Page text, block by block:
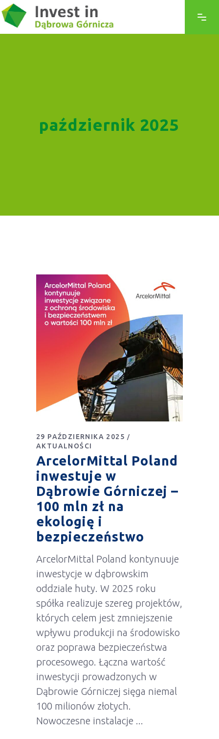
październik 2025
29 PAŹDZIERNIKA 2025
AKTUALNOŚCI
ArcelorMittal Poland
inwestuje w
Dąbrowie Górniczej –
100 mln zł na
ekologię i
bezpieczeństwo
ArcelorMittal Poland kontynuuje
inwestycje w dąbrowskim
oddziale huty. W 2025 roku
spółka realizuje szereg projektów,
których celem jest zmniejszenie
wpływu produkcji na środowisko
oraz poprawa bezpieczeństwa
procesowego. Łączna wartość
inwestycji prowadzonych w
Dąbrowie Górniczej sięga niemal
100 milionów złotych.
Nowoczesne instalacje